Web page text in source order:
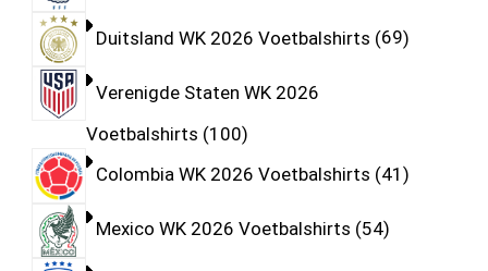
Duitsland WK 2026 Voetbalshirts 69
Verenigde Staten WK 2026
Voetbalshirts 100
Colombia WK 2026 Voetbalshirts 41
Mexico WK 2026 Voetbalshirts 54